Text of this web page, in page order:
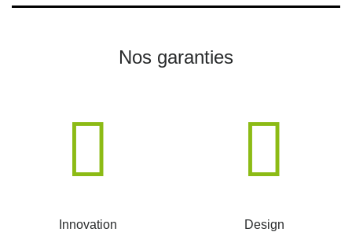
Nos garanties
Innovation Design